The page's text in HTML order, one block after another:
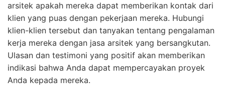
arsitek apakah mereka dapat memberikan kontak dari
klien yang puas dengan pekerjaan mereka. Hubungi
klien-klien tersebut dan tanyakan tentang pengalaman
kerja mereka dengan jasa arsitek yang bersangkutan.
Ulasan dan testimoni yang positif akan memberikan
indikasi bahwa Anda dapat mempercayakan proyek
Anda kepada mereka.